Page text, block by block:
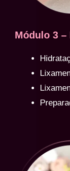
Módulo 3 –